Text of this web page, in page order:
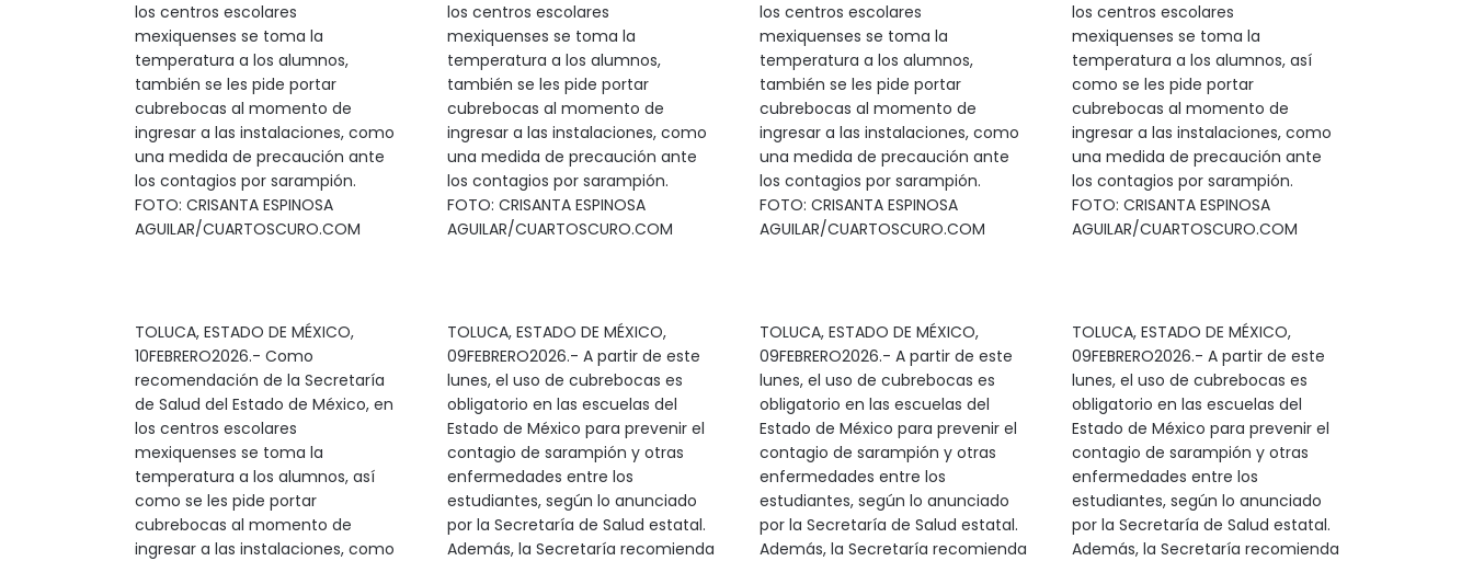
los centros escolares
mexiquenses se toma la
temperatura a los alumnos,
también se les pide portar
cubrebocas al momento de
ingresar a las instalaciones, como
una medida de precaución ante
los contagios por sarampión.
FOTO: CRISANTA ESPINOSA
AGUILAR/CUARTOSCURO.COM
los centros escolares
mexiquenses se toma la
temperatura a los alumnos,
también se les pide portar
cubrebocas al momento de
ingresar a las instalaciones, como
una medida de precaución ante
los contagios por sarampión.
FOTO: CRISANTA ESPINOSA
AGUILAR/CUARTOSCURO.COM
los centros escolares
mexiquenses se toma la
temperatura a los alumnos,
también se les pide portar
cubrebocas al momento de
ingresar a las instalaciones, como
una medida de precaución ante
los contagios por sarampión.
FOTO: CRISANTA ESPINOSA
AGUILAR/CUARTOSCURO.COM
los centros escolares
mexiquenses se toma la
temperatura a los alumnos, así
como se les pide portar
cubrebocas al momento de
ingresar a las instalaciones, como
una medida de precaución ante
los contagios por sarampión.
FOTO: CRISANTA ESPINOSA
AGUILAR/CUARTOSCURO.COM
TOLUCA, ESTADO DE MÉXICO,
10FEBRERO2026.- Como
recomendación de la Secretaría
de Salud del Estado de México, en
los centros escolares
mexiquenses se toma la
temperatura a los alumnos, así
como se les pide portar
cubrebocas al momento de
ingresar a las instalaciones, como
TOLUCA, ESTADO DE MÉXICO,
09FEBRERO2026.- A partir de este
lunes, el uso de cubrebocas es
obligatorio en las escuelas del
Estado de México para prevenir el
contagio de sarampión y otras
enfermedades entre los
estudiantes, según lo anunciado
por la Secretaría de Salud estatal.
Además, la Secretaría recomienda
TOLUCA, ESTADO DE MÉXICO,
09FEBRERO2026.- A partir de este
lunes, el uso de cubrebocas es
obligatorio en las escuelas del
Estado de México para prevenir el
contagio de sarampión y otras
enfermedades entre los
estudiantes, según lo anunciado
por la Secretaría de Salud estatal.
Además, la Secretaría recomienda
TOLUCA, ESTADO DE MÉXICO,
09FEBRERO2026.- A partir de este
lunes, el uso de cubrebocas es
obligatorio en las escuelas del
Estado de México para prevenir el
contagio de sarampión y otras
enfermedades entre los
estudiantes, según lo anunciado
por la Secretaría de Salud estatal.
Además, la Secretaría recomienda